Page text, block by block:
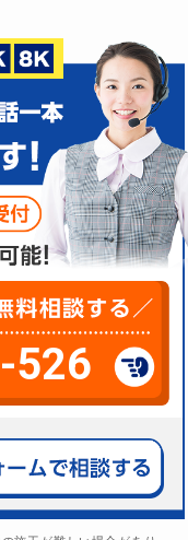
526